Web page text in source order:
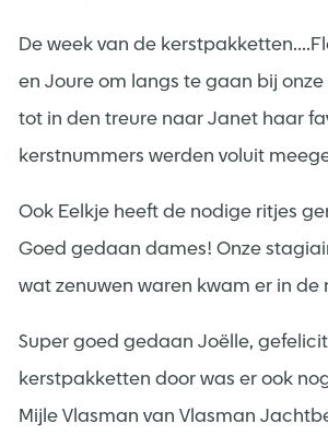
De week van de
en Joure om langs te gaan bij
tot in den treure naar Janet haar
kerstnummers werden voluit
Ook Eelkje heeft de nodige ritjes
Goed gedaan dames! Onze
wat zenuwen waren kwam er in
Super goed gedaan Joëlle,
kerstpakketten door was er ook
Mijle Vlasman van Vlasman